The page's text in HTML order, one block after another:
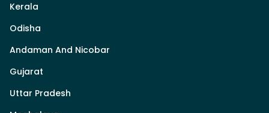
Kerala
Odisha
Andaman And Nicobar
Gujarat
Uttar Pradesh